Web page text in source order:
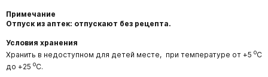
Примечание
Отпуск из аптек: отпускают без рецепта.
Условия хранения
Хранить в недоступном для детей месте, при температуре от +5 оС
до +25 оС.